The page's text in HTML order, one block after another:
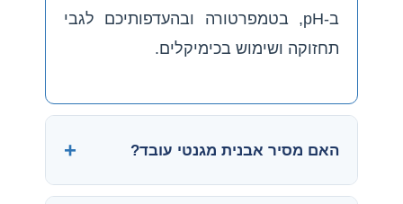
ב-pH, בטמפרטורה ובהעדפותיכם לגבי
תחזוקה ושימוש בכימיקלים.
האם מסיר אבנית מגנטי עובד?